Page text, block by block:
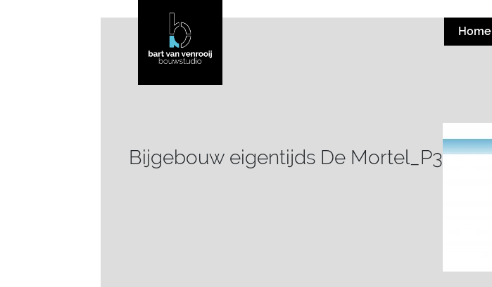
Home
Bijgebouw eigentijds De Mortel_P3